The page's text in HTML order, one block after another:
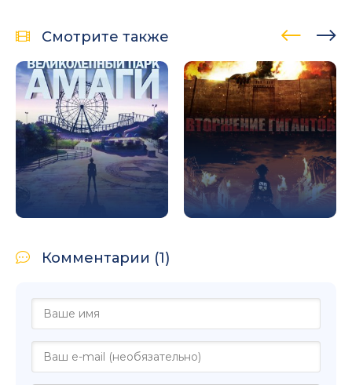
Смотрите также
Комментарии (1)